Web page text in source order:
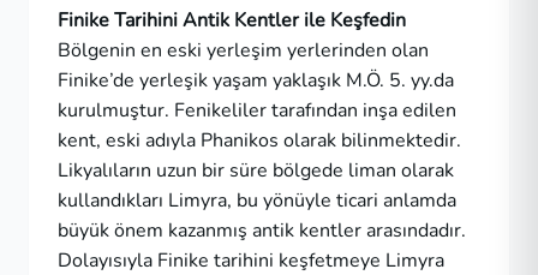
Finike Tarihini Antik Kentler ile Keşfedin
Bölgenin en eski yerleşim yerlerinden olan
Finike’de yerleşik yaşam yaklaşık M.Ö. 5. yy.da
kurulmuştur. Fenikeliler tarafından inşa edilen
kent, eski adıyla Phanikos olarak bilinmektedir.
Likyalıların uzun bir süre bölgede liman olarak
kullandıkları Limyra, bu yönüyle ticari anlamda
büyük önem kazanmış antik kentler arasındadır.
Dolayısıyla Finike tarihini keşfetmeye Limyra